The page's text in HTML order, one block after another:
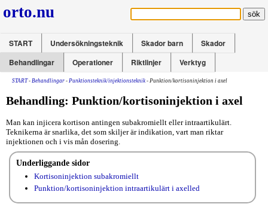
orto.nu
START Undersökningsteknik Skador barn
Skador
Behandlingar
Operationer Riktlinjer Verktyg
START- Behandlingar - Punktionsteknik/injektionsteknik - Punktion/kortisoninjektion i axel
Behandling: Punktion/kortisoninjektion i axel
Man kan injicera kortison antingen subakromiellt eller intraartikulärt.
Teknikerna är snarlika, det som skiljer är indikation, vart man riktar
injektionen och i vis mån dosering.
Underliggande sidor
Kortisoninjektion subakromiellt
Punktion/kortisoninjektion intraartikulärt i axelled